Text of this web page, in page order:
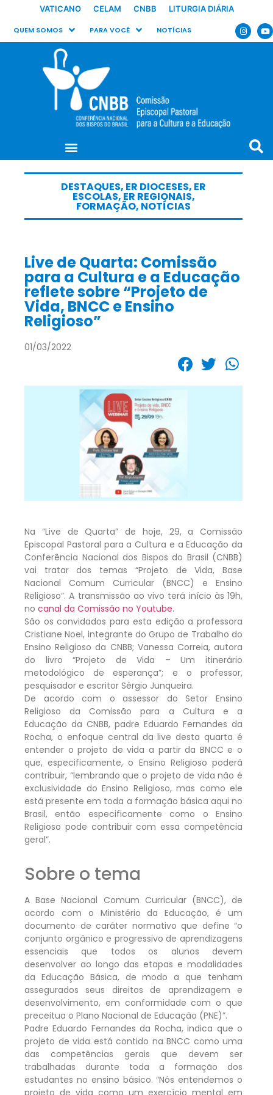
VATICANO CELAM CNBB LITURGIA DIÁRIA
QUEM SOMOS PARA VOCÊ NOTÍCIAS
DESTAQUES, ER DIOCESES, ER
ESCOLAS, ER REGIONAIS,
FORMAÇÃO, NOTÍCIAS
Live de Quarta: Comissão
para a Cultura e a Educação
reflete sobre “Projeto de
Vida, BNCC e Ensino
Religioso”
01/03/2022
Na “Live de Quarta” de hoje, 29, a Comissão
Episcopal Pastoral para a Cultura e a Educação da
Conferência Nacional dos Bispos do Brasil (CNBB)
vai tratar dos temas “Projeto de Vida, Base
Nacional Comum Curricular (BNCC) e Ensino
Religioso”. A transmissão ao vivo terá início às 19h,
no canal da Comissão no Youtube.
São os convidados para esta edição a professora
Cristiane Noel, integrante do Grupo de Trabalho do
Ensino Religioso da CNBB; Vanessa Correia, autora
do livro “Projeto de Vida – Um itinerário
metodológico de esperança”; e o professor,
pesquisador e escritor Sérgio Junqueira.
De acordo com o assessor do Setor Ensino
Religioso da Comissão para a Cultura e a
Educação da CNBB, padre Eduardo Fernandes da
Rocha, o enfoque central da live desta quarta é
entender o projeto de vida a partir da BNCC e o
que, especificamente, o Ensino Religioso poderá
contribuir, “lembrando que o projeto de vida não é
exclusividade do Ensino Religioso, mas como ele
está presente em toda a formação básica aqui no
Brasil, então especificamente como o Ensino
Religioso pode contribuir com essa competência
geral”.
Sobre o tema
A Base Nacional Comum Curricular (BNCC), de
acordo com o Ministério da Educação, é um
documento de caráter normativo que define “o
conjunto orgânico e progressivo de aprendizagens
essenciais que todos os alunos devem
desenvolver ao longo das etapas e modalidades
da Educação Básica, de modo a que tenham
assegurados seus direitos de aprendizagem e
desenvolvimento, em conformidade com o que
preceitua o Plano Nacional de Educação (PNE)”.
Padre Eduardo Fernandes da Rocha, indica que o
projeto de vida está contido na BNCC como uma
das competências gerais que devem ser
trabalhadas durante toda a formação dos
estudantes no ensino básico. “Nós entendemos o
projeto de vida como um exercício mental em